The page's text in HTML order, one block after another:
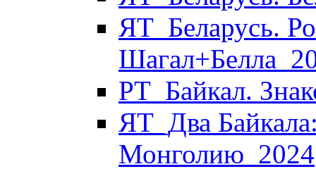
ЯТ_Беларусь.
РТ_Байкал.
ЯТ_Два
Монголию_2024